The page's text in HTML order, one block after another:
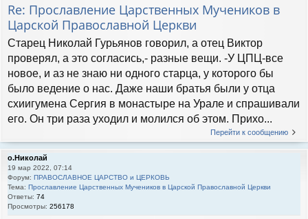
Re: Прославление Царственных Мучеников в
Царской Православной Церкви
Старец Николай Гурьянов говорил, а отец Виктор
проверял, а это согласись,- разные вещи. -У ЦПЦ-все
новое, и аз не знаю ни одного старца, у которого бы
было ведение о нас. Даже наши братья были у отца
схиигумена Сергия в монастыре на Урале и спрашивали
его. Он три раза уходил и молился об этом. Прихо...
Перейти к сообщению
о.Николай
19 мар 2022, 07:14
Форум: ПРАВОСЛАВНОЕ ЦАРСТВО и ЦЕРКОВЬ
Тема: Прославление Царственных Мучеников в Царской Православной Церкви
Ответы: 74
Просмотры: 256178